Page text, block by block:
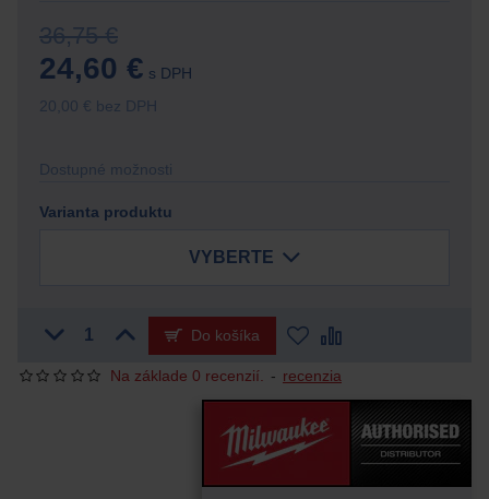
Na základe 0 recenzií. - recenzia
36,75 €
24,60 € s DPH
20,00 € bez DPH
Dostupné možnosti
Varianta produktu
VYBERTE
Do košíka